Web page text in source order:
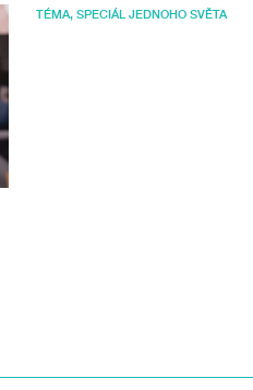
TÉMA, SPECIÁL JEDNOHO SVĚTA